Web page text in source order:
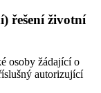
řešení životní
osoby žádající o
autorizující